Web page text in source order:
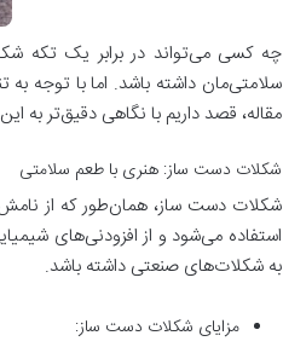
چه کسی می‌تواند در برابر یک تکه
سلامتی‌مان داشته باشد. اما با توجه
مقاله، قصد داریم با نگاهی دقیق‌تر به
شکلات دست‌ ساز: هنری با طعم سلامتی
شکلات دست‌ ساز، همان‌طور که از نامش
استفاده می‌شود و از افزودنی‌های
به شکلات‌های صنعتی داشته باشد.
مزایای شکلات دست‌ ساز: